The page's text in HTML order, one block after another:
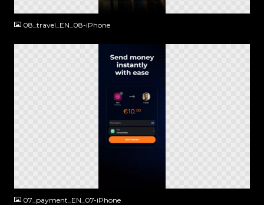
08_travel_EN_08-iPhone
07_payment_EN_07-iPhone